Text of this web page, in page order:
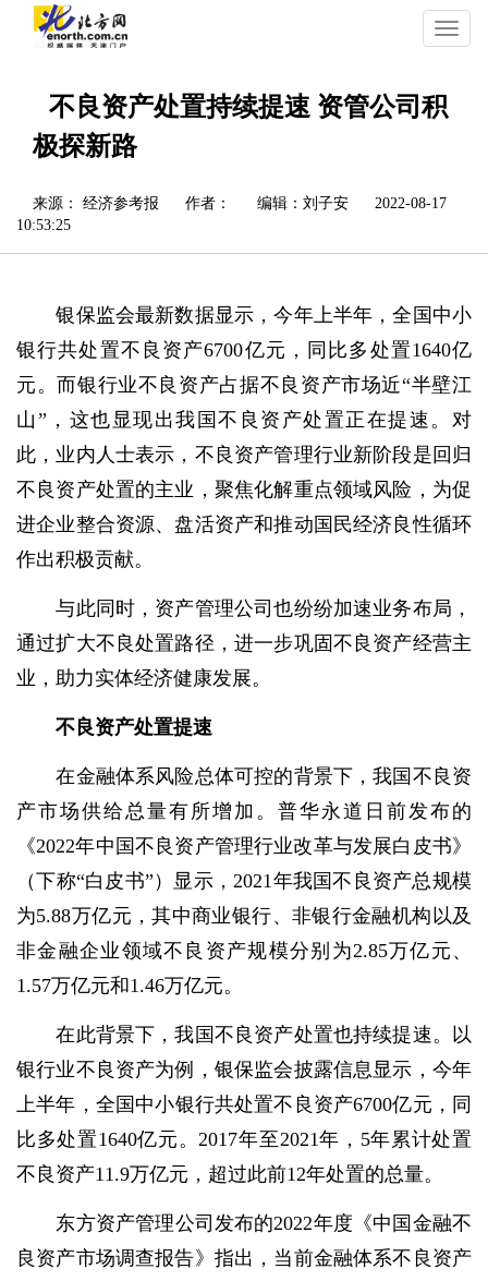
切
换
航
不良资产处置持续提速 资管公司积
极探新路
来源： 经济参考报 作者： 编辑：刘子安
2022-08-17
10:53:25
银保监会最新数据显示，今年上半年，全国中小
银行共处置不良资产6700亿元，同比多处置1640亿
元。而银行业不良资产占据不良资产市场近“半壁江
山”，这也显现出我国不良资产处置正在提速。对
此，业内人士表示，不良资产管理行业新阶段是回归
不良资产处置的主业，聚焦化解重点领域风险，为促
进企业整合资源、盘活资产和推动国民经济良性循环
作出积极贡献。
与此同时，资产管理公司也纷纷加速业务布局，
通过扩大不良处置路径，进一步巩固不良资产经营主
业，助力实体经济健康发展。
不良资产处置提速
在金融体系风险总体可控的背景下，我国不良资
产市场供给总量有所增加。普华永道日前发布的
《2022年中国不良资产管理行业改革与发展白皮书》
（下称“白皮书”）显示，2021年我国不良资产总规模
为5.88万亿元，其中商业银行、非银行金融机构以及
非金融企业领域不良资产规模分别为2.85万亿元、
1.57万亿元和1.46万亿元。
在此背景下，我国不良资产处置也持续提速。以
银行业不良资产为例，银保监会披露信息显示，今年
上半年，全国中小银行共处置不良资产6700亿元，同
比多处置1640亿元。2017年至2021年，5年累计处置
不良资产11.9万亿元，超过此前12年处置的总量。
东方资产管理公司发布的2022年度《中国金融不
良资产市场调查报告》指出，当前金融体系不良资产